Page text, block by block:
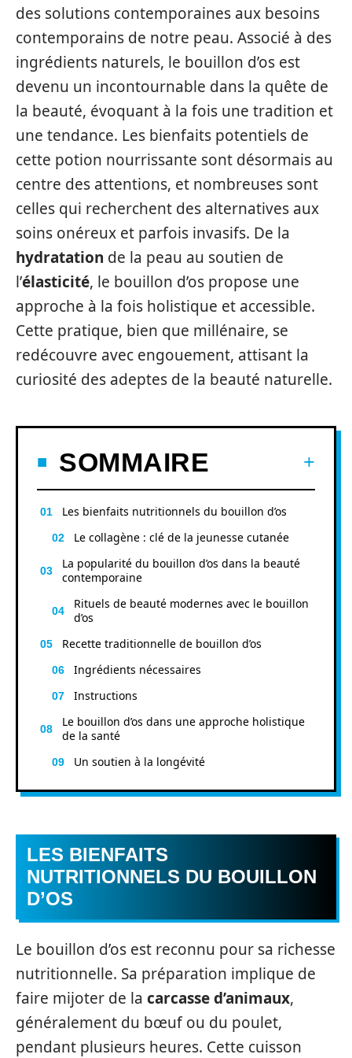
des solutions contemporaines aux besoins
contemporains de notre peau. Associé à des
ingrédients naturels, le bouillon d’os est
devenu un incontournable dans la quête de
la beauté, évoquant à la fois une tradition et
une tendance. Les bienfaits potentiels de
cette potion nourrissante sont désormais au
centre des attentions, et nombreuses sont
celles qui recherchent des alternatives aux
soins onéreux et parfois invasifs. De la
hydratation de la peau au soutien de
l’élasticité, le bouillon d’os propose une
approche à la fois holistique et accessible.
Cette pratique, bien que millénaire, se
redécouvre avec engouement, attisant la
curiosité des adeptes de la beauté naturelle.
SOMMAIRE
Les bienfaits nutritionnels du bouillon d’os
Le collagène : clé de la jeunesse cutanée
La popularité du bouillon d’os dans la beauté
contemporaine
Rituels de beauté modernes avec le bouillon
d’os
Recette traditionnelle de bouillon d’os
Ingrédients nécessaires
Instructions
Le bouillon d’os dans une approche holistique
de la santé
Un soutien à la longévité
LES BIENFAITS
NUTRITIONNELS DU BOUILLON
D’OS
Le bouillon d’os est reconnu pour sa richesse
nutritionnelle. Sa préparation implique de
faire mijoter de la carcasse d’animaux,
généralement du bœuf ou du poulet,
pendant plusieurs heures. Cette cuisson